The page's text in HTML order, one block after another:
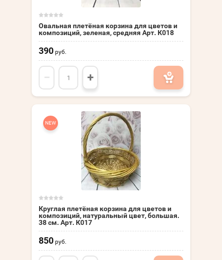
Овальная плетёная корзина для цветов и
композиций, зеленая, средняя Арт. К018
390 руб.
− +
NEW
Круглая плетёная корзина для цветов и
композиций, натуральный цвет, большая.
38 см. Арт. К017
850 руб.